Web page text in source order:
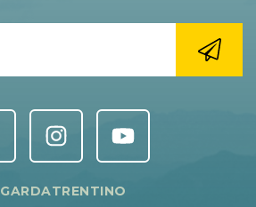
GARDATRENTINO